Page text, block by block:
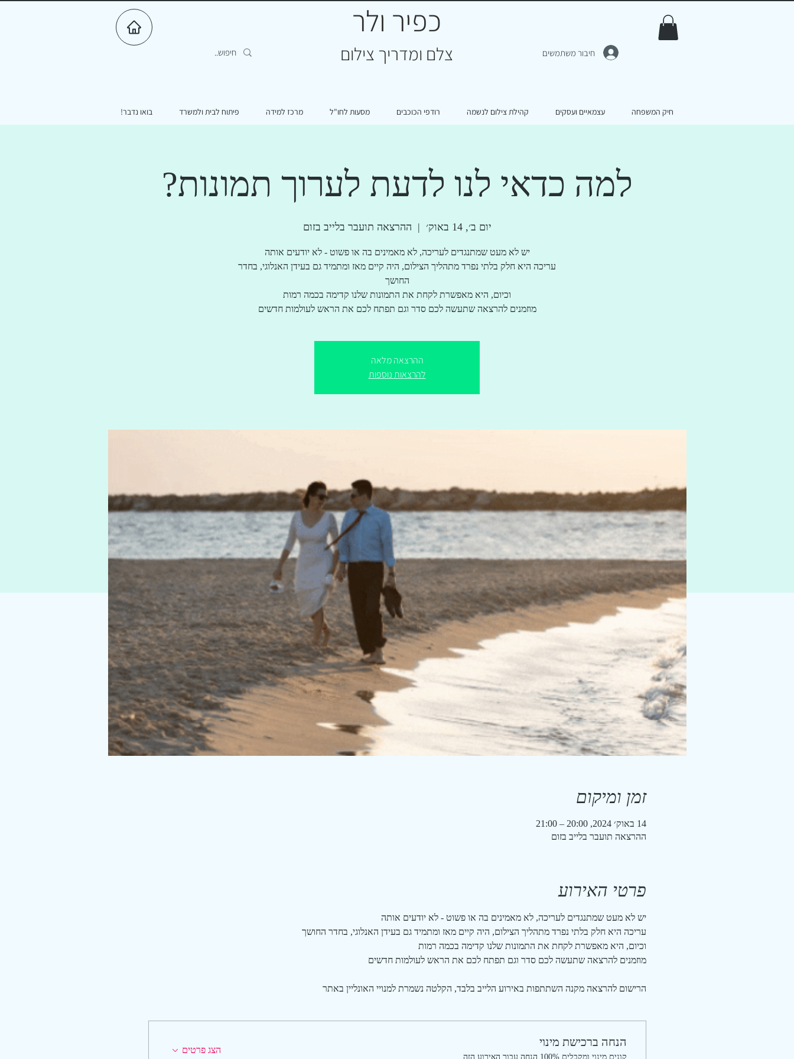
כפיר ולר
צלם ומדריך צילום חיבור משתמשים
חיק המשפחה עצמאיים ועסקים קהילת צילום לנשמה רודפי הכוכבים מסעות לחו"ל מרכז למידה פיתוח לבית ולמשרד בואו נדבר!
למה כדאי לנו לדעת לערוך תמונות?
יום ב׳, 14 באוק׳
  |
ההרצאה תועבר בלייב בזום
עריכה היא חלק בלתי נפרד מתהליך הצילום, היה קיים מאז ומתמיד גם בעידן האנלוגי, בחדר
מוזמנים להרצאה שתעשה לכם סדר וגם תפתח לכם את הראש לעולמות חדשים
ההרצאה מלאה
להרצאות נוספות
זמן ומיקום
14 באוק׳ 2024, 20:00 – 21:00
ההרצאה תועבר בלייב בזום
פרטי האירוע
יש לא מעט שמתנגדים לעריכה, לא מאמינים בה או פשוט - לא יודעים אותה
עריכה היא חלק בלתי נפרד מתהליך הצילום, היה קיים מאז ומתמיד גם בעידן האנלוגי, בחדר החושך
וכיום, היא מאפשרת לקחת את התמונות שלנו קדימה בכמה רמות
מוזמנים להרצאה שתעשה לכם סדר וגם תפתח לכם את הראש לעולמות חדשים
הרישום להרצאה מקנה השתתפות באירוע הלייב בלבד, הקלטה נשמרת למנויי האונליין באתר
הנחה ברכישת מינוי
קונים מינוי ומקבלים 100% הנחה עבור האירוע הזה
הצג פרטים